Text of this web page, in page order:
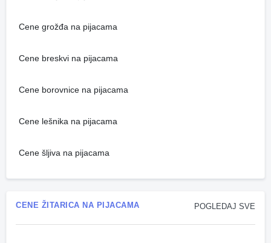
Cene grožđa na pijacama
Cene breskvi na pijacama
Cene borovnice na pijacama
Cene lešnika na pijacama
Cene šljiva na pijacama
POGLEDAJ SVE
CENE ŽITARICA NA PIJACAMA